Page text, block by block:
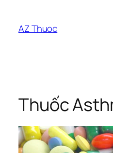
phầnAZ Thuoc
Thuốc